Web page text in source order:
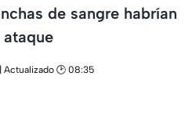
de sangre habrían
| Actualizado 🕑 08:35